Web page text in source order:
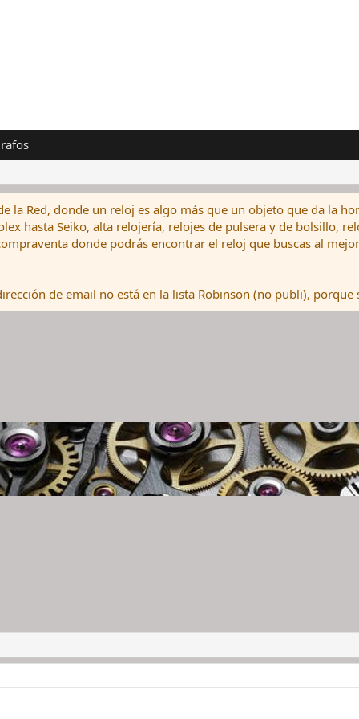
la Red, donde un reloj es algo más que un objeto que da la
hasta Seiko, alta relojería, relojes de pulsera y de bolsillo,
donde podrás encontrar el reloj que buscas al
de email no está en la lista Robinson (no publi), porque